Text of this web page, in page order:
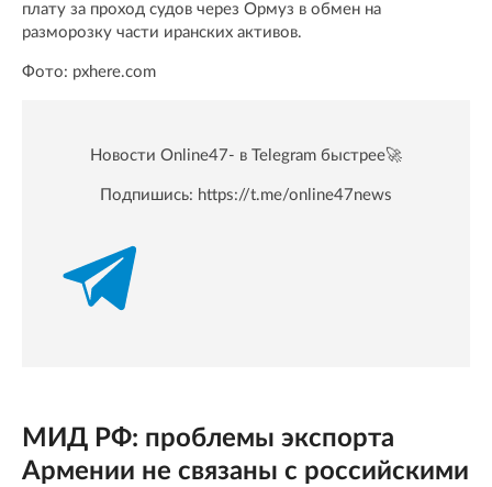
плату за проход судов через Ормуз в обмен на
разморозку части иранских активов.
Фото: pxhere.com
Новости Online47- в Telegram быстрее🚀
Подпишись: https://t.me/online47news
МИД РФ: проблемы экспорта
Армении не связаны с российскими